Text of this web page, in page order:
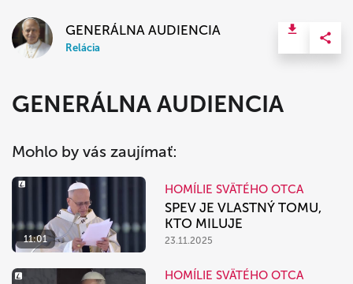
GENERÁLNA AUDIENCIA
Relácia
GENERÁLNA AUDIENCIA
Mohlo by vás zaujímať:
11:01
HOMÍLIE SVÄTÉHO OTCA
SPEV JE VLASTNÝ TOMU,
KTO MILUJE
23.11.2025
HOMÍLIE SVÄTÉHO OTCA